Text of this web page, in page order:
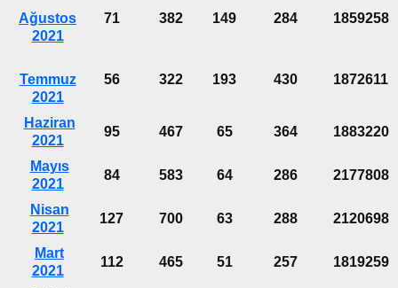
Ağustos
2021
71 382 149 284 1859258
Temmuz
2021
56 322 193 430 1872611
Haziran
2021
95 467 65 364 1883220
Mayıs
2021
84 583 64 286 2177808
Nisan
2021
127 700 63 288 2120698
Mart
2021
112 465 51 257 1819259